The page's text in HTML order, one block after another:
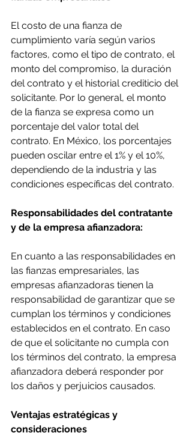
El costo de una fianza de
cumplimiento varía según varios
factores, como el tipo de contrato, el
monto del compromiso, la duración
del contrato y el historial crediticio del
solicitante. Por lo general, el monto
de la fianza se expresa como un
porcentaje del valor total del
contrato. En México, los porcentajes
pueden oscilar entre el 1% y el 10%,
dependiendo de la industria y las
condiciones específicas del contrato.
Responsabilidades del contratante
y de la empresa afianzadora:
En cuanto a las responsabilidades en
las fianzas empresariales, las
empresas afianzadoras tienen la
responsabilidad de garantizar que se
cumplan los términos y condiciones
establecidos en el contrato. En caso
de que el solicitante no cumpla con
los términos del contrato, la empresa
afianzadora deberá responder por
los daños y perjuicios causados.
Ventajas estratégicas y
consideraciones